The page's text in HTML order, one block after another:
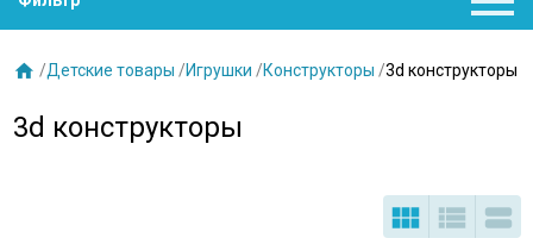
 /Детские товары /Игрушки /Конструкторы /3d конструкторы
3d конструкторы
  